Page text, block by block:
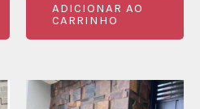
ADICIONAR AO
CARRINHO